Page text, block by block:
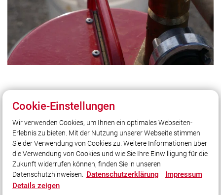
Unser Leitsatz
Gott zur Ehr, dem nächsten zur Wehr!
Quicklinks
Cookie-Einstellungen
Wir verwenden Cookies, um Ihnen ein optimales Webseiten-
Erlebnis zu bieten. Mit der Nutzung unserer Webseite stimmen
Sie der Verwendung von Cookies zu. Weitere Informationen über
die Verwendung von Cookies und wie Sie Ihre Einwilligung für die
Zukunft widerrufen können, finden Sie in unseren
Datenschutzhinweisen. Datenschutzerklärung
Impressum
Details zeigen